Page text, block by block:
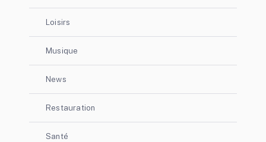
Loisirs
Musique
News
Restauration
Santé